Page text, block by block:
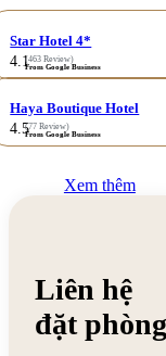
Star Hotel 4*
4.1(463 Review)
From Google Business
Haya Boutique Hotel
4.5(77 Review)
From Google Business
Xem thêm
Liên hệ
đặt phòng